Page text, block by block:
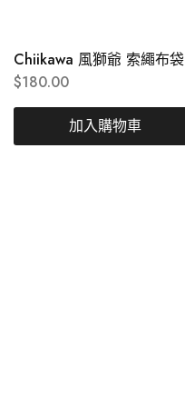
Chiikawa 風獅爺 索繩布袋
$180.00
加入購物車